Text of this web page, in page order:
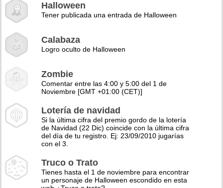
Halloween
Tener publicada una entrada de Halloween
Calabaza
Logro oculto de Halloween
Zombie
Comentar entre las 4:00 y 5:00 del 1 de
Noviembre [GMT +01:00 (CET)]
Lotería de navidad
Si la última cifra del premio gordo de la lotería
de Navidad (22 Dic) coincide con la última cifra
del día de tu registro. Ej: 23/09/2010 jugarías
con el 3.
Truco o Trato
Tienes hasta el 1 de noviembre para encontrar
un personaje de Halloween escondido en esta